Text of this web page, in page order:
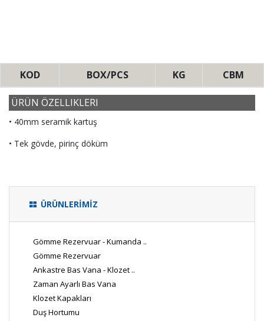
KOD BOX/PCS KG CBM
ÜRÜN ÖZELLIKLERI
• 40mm seramik kartuş
• Tek gövde, pirinç döküm
ÜRÜNLERİMİZ
Gömme Rezervuar - Kumanda ..
Gömme Rezervuar
Ankastre Bas Vana - Klozet ..
Zaman Ayarlı Bas Vana
Klozet Kapakları
Duş Hortumu